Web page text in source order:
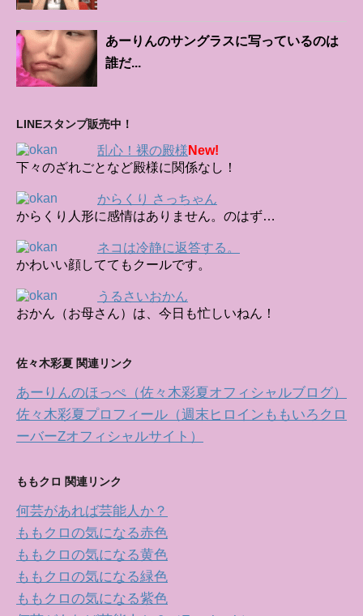
あーりんのサングラスに写っているのは
誰だ...
LINEスタンプ販売中！
乱心！裸の殿様 New!
下々のざれごとなど殿様に関係なし！
からくり さっちゃん
からくり人形に感情はありません。のはず…
ネコは冷静に返答する。
かわいい顔しててもクールです。
うるさいおかん
おかん（お母さん）は、今日も忙しいねん！
佐々木彩夏 関連リンク
あーりんのほっぺ（佐々木彩夏オフィシャルブログ）
佐々木彩夏プロフィール（週末ヒロインももいろクロ
ーバーZオフィシャルサイト）
ももクロ 関連リンク
何芸があれば芸能人か？
ももクロの気になる赤色
ももクロの気になる黄色
ももクロの気になる緑色
ももクロの気になる紫色